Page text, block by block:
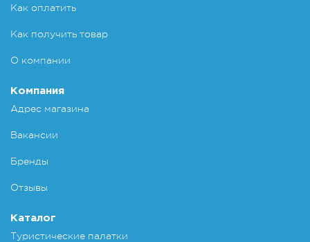
Как оплатить
Как получить товар
О компании
Компания
Адрес магазина
Вакансии
Бренды
Отзывы
Каталог
Туристические палатки